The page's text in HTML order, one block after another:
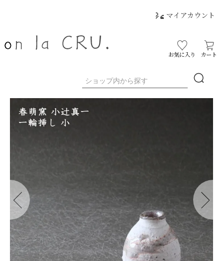
マイアカウント
お気に入り カート